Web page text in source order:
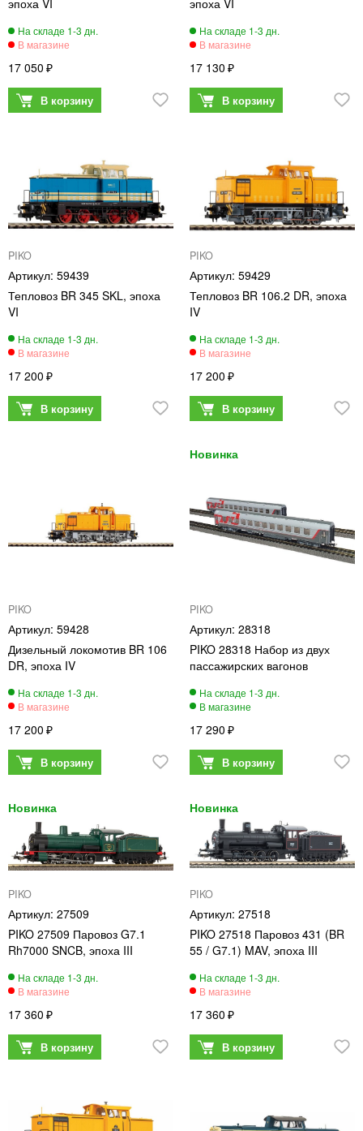
эпоха VI
17 050
эпоха VI
17 130
PIKO
59439
Тепловоз BR 345 SKL, эпоха
VI
17 200
PIKO
59429
Тепловоз BR 106.2 DR, эпоха
IV
17 200
PIKO
59428
Дизельный локомотив BR 106
DR, эпоха IV
17 200
PIKO
28318
PIKO 28318 Набор из двух
пассажирских вагонов
17 290
PIKO
27509
PIKO 27509 Паровоз G7.1
Rh7000 SNCB, эпоха III
17 360
PIKO
27518
PIKO 27518 Паровоз 431 (BR
55 / G7.1) MAV, эпоха III
17 360